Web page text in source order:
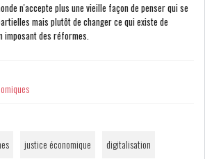
n'accepte plus une vieille façon de penser qui se
mais plutôt de changer ce qui existe de
imposant des réformes.
justice économique digitalisation